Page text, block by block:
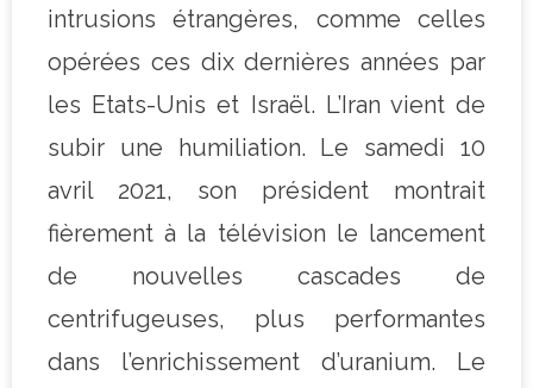
intrusions étrangères, comme celles
opérées ces dix dernières années par
les Etats-Unis et Israël. L’Iran vient de
subir une humiliation. Le samedi 10
avril 2021, son président montrait
fièrement à la télévision le lancement
de nouvelles cascades de
centrifugeuses, plus performantes
dans l’enrichissement d’uranium. Le